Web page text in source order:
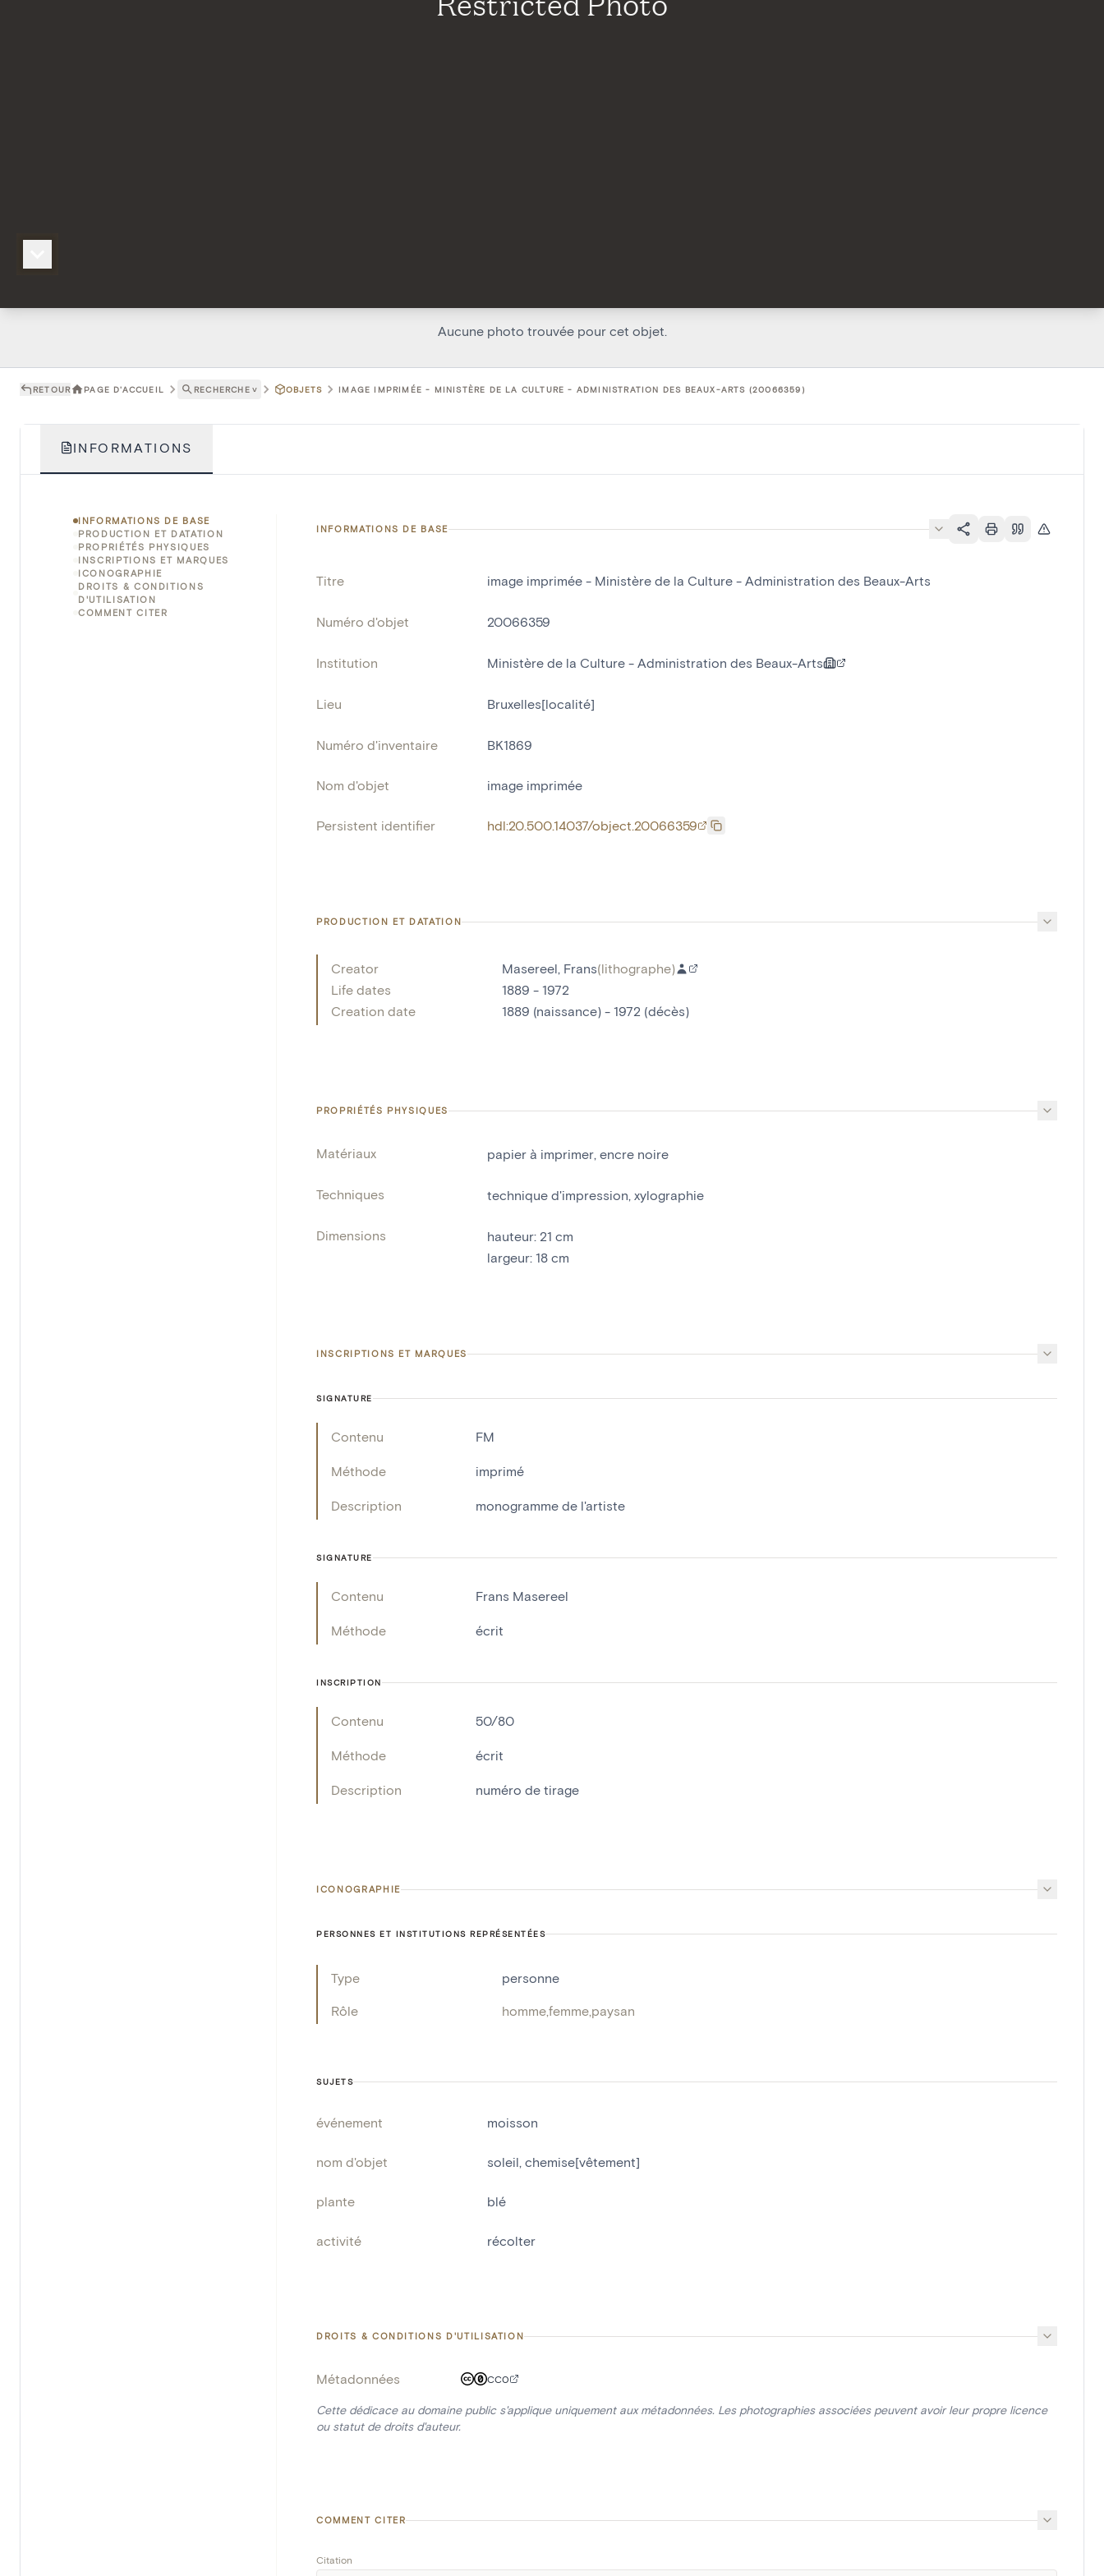
Aucune photo trouvée pour cet objet.
RETOUR PAGE D'ACCUEIL RECHERCHE ˅ OBJETS IMAGE IMPRIMÉE - MINISTÈRE DE LA CULTURE - ADMINISTRATION DES BEAUX-ARTS (20066359)
INFORMATIONS
INFORMATIONS DE BASE
PRODUCTION ET DATATION
PROPRIÉTÉS PHYSIQUES
INSCRIPTIONS ET MARQUES
ICONOGRAPHIE
DROITS & CONDITIONS
D'UTILISATION
COMMENT CITER
INFORMATIONS DE BASE
Titre image imprimée - Ministère de la Culture - Administration des Beaux-Arts
Numéro d'objet 20066359
Institution Ministère de la Culture - Administration des Beaux-Arts
Lieu Bruxelles[localité]
Numéro d'inventaire BK1869
Nom d'objet image imprimée
Persistent identifier hdl:20.500.14037/object.20066359
PRODUCTION ET DATATION
Creator Masereel, Frans(lithographe)
Life dates
1889 - 1972
Creation date
1889 (naissance) - 1972 (décès)
PROPRIÉTÉS PHYSIQUES
Matériaux papier à imprimer, encre noire
Techniques technique d'impression, xylographie
Dimensions hauteur: 21 cm
largeur: 18 cm
INSCRIPTIONS ET MARQUES
SIGNATURE
Contenu FM
Méthode imprimé
Description monogramme de l'artiste
SIGNATURE
Contenu Frans Masereel
Méthode écrit
INSCRIPTION
Contenu 50/80
Méthode écrit
Description numéro de tirage
ICONOGRAPHIE
PERSONNES ET INSTITUTIONS REPRÉSENTÉES
Type personne
Rôle hommefemme paysan
SUJETS
événement moisson
nom d'objet soleil, chemise[vêtement]
plante blé
activité récolter
DROITS & CONDITIONS D'UTILISATION
Métadonnées CC0
Cette dédicace au domaine public s'applique uniquement aux métadonnées. Les photographies associées peuvent avoir leur propre licence
ou statut de droits d'auteur.
COMMENT CITER
Citation